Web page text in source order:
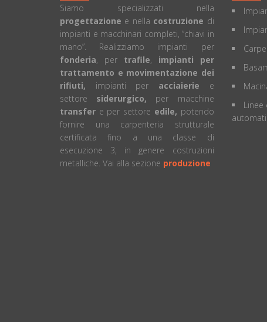
Siamo specializzati nella
progettazione e nella costruzione di
impianti e macchinari completi, “chiavi in
mano”. Realizziamo impianti per
fonderia, per trafile, impianti per
trattamento e movimentazione dei
rifiuti, impianti per acciaierie e
settore siderurgico, per macchine
transfer e per settore edile, potendo
fornire una carpenteria strutturale
certificata fino a una classe di
esecuzione 3, in genere costruzioni
metalliche. Vai alla sezione produzione